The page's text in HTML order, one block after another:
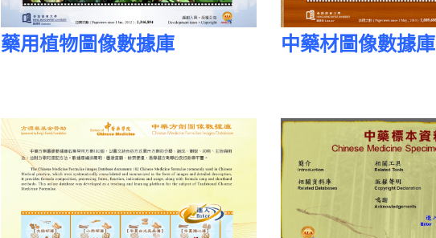
藥用植物圖像數據庫 中藥材圖像數據庫